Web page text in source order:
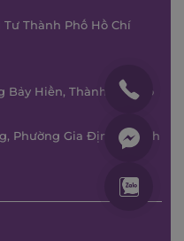
Tư Thành Phố Hồ Chí
Bảy Hiền, Thành phố Hồ
Phường Gia Định, Thành